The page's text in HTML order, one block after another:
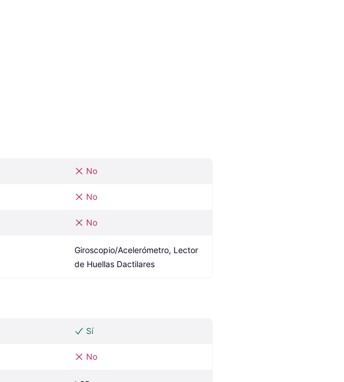
No
No
No
Giroscopio/Acelerómetro, Lector
de Huellas Dactilares
Sí
No